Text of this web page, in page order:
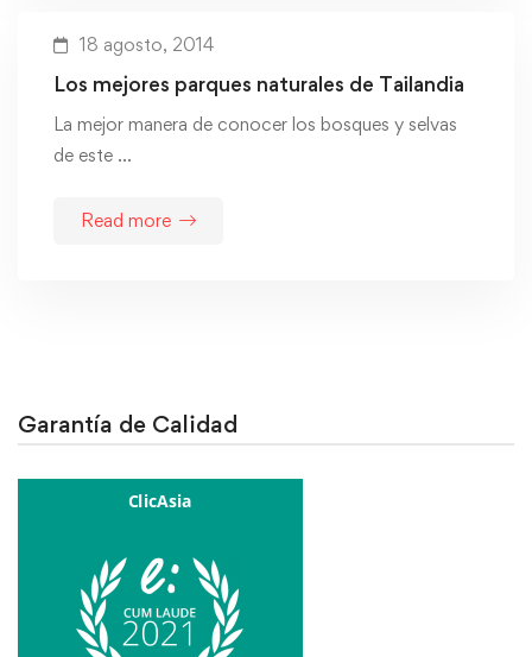
18 agosto, 2014
Los mejores parques naturales de Tailandia
La mejor manera de conocer los bosques y selvas
de este …
Read more
Garantía de Calidad